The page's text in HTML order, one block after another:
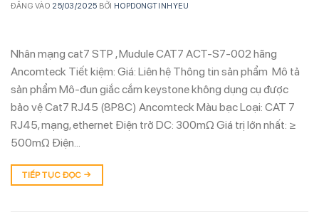
ĐĂNG VÀO 25/03/2025 BỞI HOPDONGTINHYEU
Nhân mạng cat7 STP , Mudule CAT7 ACT-S7-002 hãng
Ancomteck Tiết kiệm: Giá: Liên hệ Thông tin sản phẩm Mô tả
sản phẩm Mô-đun giắc cắm keystone không dụng cụ được
bảo vệ Cat7 RJ45 (8P8C) Ancomteck Màu bạc Loại: CAT 7
RJ45, mạng, ethernet Điện trở DC: 300mΩ Giá trị lớn nhất: ≥
500mΩ Điện…
TIẾP TỤC ĐỌC →